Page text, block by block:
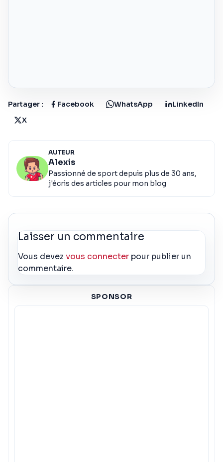
Partager : Facebook WhatsApp
LinkedIn
X
AUTEUR
Alexis
Passionné de sport depuis plus de 30 ans,
j'écris des articles pour mon blog
Laisser un commentaire
Vous devezvous connecter pour publier un
commentaire.
SPONSOR